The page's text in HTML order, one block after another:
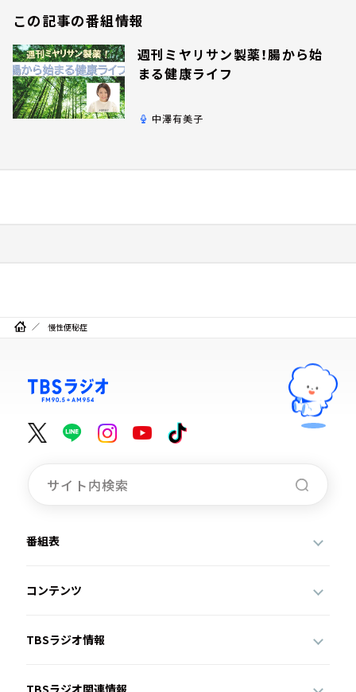
この記事の番組情報
週刊ミヤリサン製薬！腸から始
まる健康ライフ
中澤有美子
慢性便秘症
番組表
コンテンツ
TBSラジオ情報